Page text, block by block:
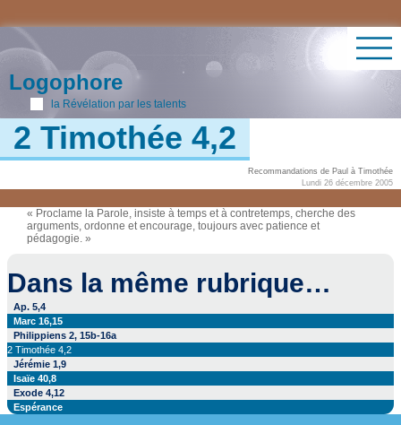
Logophore
la Révélation par les talents
2 Timothée 4,2
Recommandations de Paul à Timothée
Lundi 26 décembre 2005
« Proclame la Parole, insiste à temps et à contretemps, cherche des
arguments, ordonne et encourage, toujours avec patience et
pédagogie. »
Dans la même rubrique…
Ap. 5,4
Marc 16,15
Philippiens 2, 15b-16a
2 Timothée 4,2
Jérémie 1,9
Isaïe 40,8
Exode 4,12
Espérance